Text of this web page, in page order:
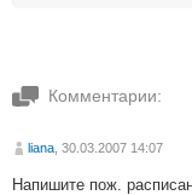
Комментарии:
liana , 30.03.2007 14:07
Напишите пож.